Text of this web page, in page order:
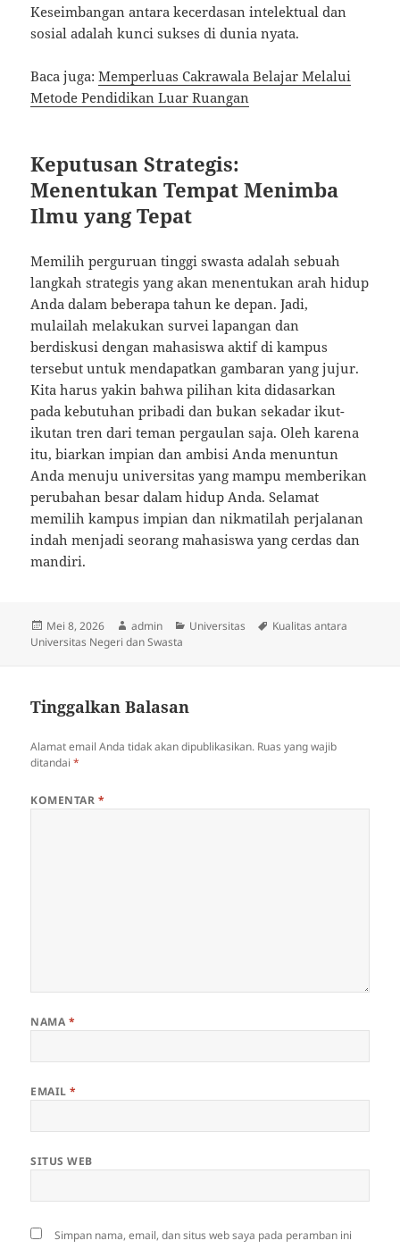
Keseimbangan antara kecerdasan intelektual dan
sosial adalah kunci sukses di dunia nyata.
Baca juga:Memperluas Cakrawala Belajar Melalui
Metode Pendidikan Luar Ruangan
Keputusan Strategis:
Menentukan Tempat Menimba
Ilmu yang Tepat
Memilih perguruan tinggi swasta adalah sebuah
langkah strategis yang akan menentukan arah hidup
Anda dalam beberapa tahun ke depan. Jadi,
mulailah melakukan survei lapangan dan
berdiskusi dengan mahasiswa aktif di kampus
tersebut untuk mendapatkan gambaran yang jujur.
Kita harus yakin bahwa pilihan kita didasarkan
pada kebutuhan pribadi dan bukan sekadar ikut-
ikutan tren dari teman pergaulan saja. Oleh karena
itu, biarkan impian dan ambisi Anda menuntun
Anda menuju universitas yang mampu memberikan
perubahan besar dalam hidup Anda. Selamat
memilih kampus impian dan nikmatilah perjalanan
indah menjadi seorang mahasiswa yang cerdas dan
mandiri.
Diposkan
pada
Mei 8, 2026 Penulis
admin Kategori
Universitas Tag
Kualitas antara
Universitas Negeri dan Swasta
Tinggalkan Balasan
Alamat email Anda tidak akan dipublikasikan. Ruas yang wajib
ditandai*
KOMENTAR *
NAMA *
EMAIL*
SITUS WEB
Simpan nama, email, dan situs web saya pada peramban ini